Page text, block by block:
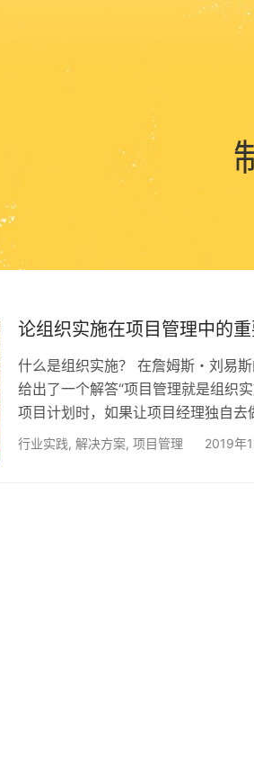
论组织实施在项目管理中的
什么是组织实施？ 在詹姆斯・刘易
给出了一个解答“项目管理就是组织
项目计划时，如果让项目经理独自
确，方案设计存在遗漏等问题，项
行业实践, 解决方案, 项目管理 2019年